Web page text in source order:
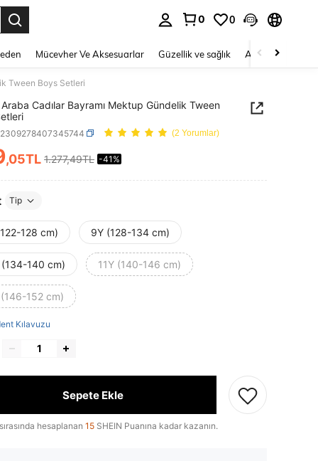
0 0
Mücevher Ve Aksesuarlar Güzellik ve sağlık Ayakkabı
Tween Boys Setleri
Araba Cadılar Bayramı Mektup Gündelik Tween
(2 Yorumlar)
AND AVAILABILITY
,05TL 1.277,49TL -41%
Tip
128 cm) 9Y (128-134 cm)
(134-140 cm) 11Y (140-146 cm)
(146-152 cm)
Kılavuzu
Sepete Ekle
hesaplanan 15 SHEIN Puanına kadar kazanın.